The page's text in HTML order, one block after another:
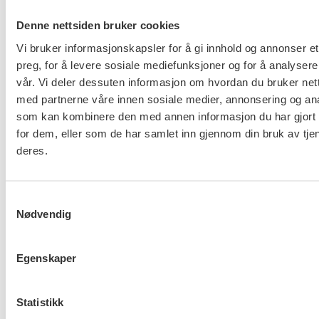
Denne nettsiden bruker cookies
Vi bruker informasjonskapsler for å gi innhold og annonser
preg, for å levere sosiale mediefunksjoner og for å
vår. Vi deler dessuten informasjon om hvordan du bruker
med partnerne våre innen sosiale medier, annonsering og
som kan kombinere den med annen informasjon du har gjort
for dem, eller som de har samlet inn gjennom din bruk av
deres.
Nødvendig
Egenskaper
Statistikk
være frie, utensoldater overalt, norsk sommer med
is og grilling og bading. Det er knyttet
vennskapsbåndpå tvers av land, kulturer og
religioner. Mange av de som har vært frivillige i
Grenland harvært på besøk på senteret, og sett hva
dette betyr for barn og familier i en svært
annerledesvirkelighet enn den vi har i Norge.
opplevelser i møte med palestinere, og